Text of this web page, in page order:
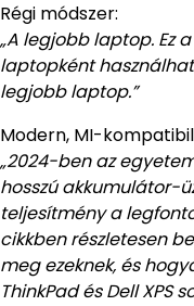
Régi módszer:
„A legjobb laptop. Ez
laptopként
legjobb laptop.”
Modern, MI-
„2024-ben az
hosszú akkumulátor-
teljesítmény a
cikkben részletesen
meg ezeknek, és
ThinkPad és Dell XPS